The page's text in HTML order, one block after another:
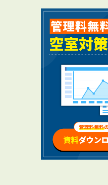
NEWS 新着情報一覧
お知らせ
管理物件募集速報
トラブル対応事例